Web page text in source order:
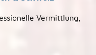
Vermittlung,